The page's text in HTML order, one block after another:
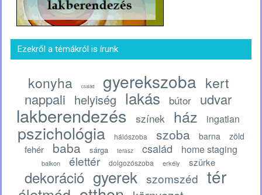
Ezekről a témákról is írunk
konyha család gyerekszoba kert
nappali helyiség lakás bútor udvar
lakberendezés színek ház ingatlan
pszichológia hálószoba szoba barna zöld
fehér baba sárga terasz család home staging
balkon élettér dolgozószoba erkély szürke
dekoráció gyerek szomszéd tér